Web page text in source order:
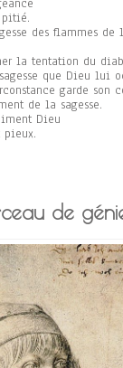
pitié.
des flammes de
la tentation du
que Dieu lui
garde son
de la sagesse.
Dieu
pieux.
de